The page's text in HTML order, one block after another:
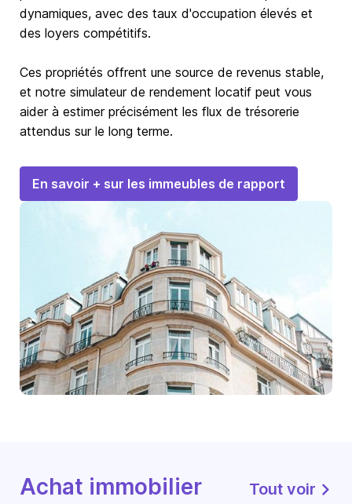
dynamiques, avec des taux d'occupation élevés et
des loyers compétitifs.
Ces propriétés offrent une source de revenus stable,
et notre simulateur de rendement locatif peut vous
aider à estimer précisément les flux de trésorerie
attendus sur le long terme.
En savoir + sur les immeubles de rapport
Achat immobilier Tout voir